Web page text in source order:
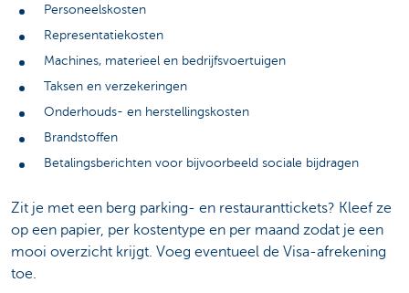
Personeelskosten
Representatiekosten
Machines, materieel en bedrijfsvoertuigen
Taksen en verzekeringen
Onderhouds- en herstellingskosten
Brandstoffen
Betalingsberichten voor bijvoorbeeld sociale bijdragen
Zit je met een berg parking- en restauranttickets? Kleef ze
op een papier, per kostentype en per maand zodat je een
mooi overzicht krijgt. Voeg eventueel de Visa-afrekening
toe.